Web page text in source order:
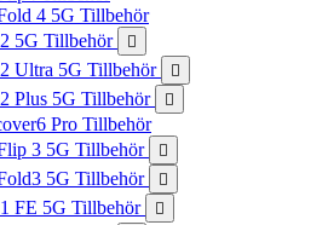
4 5G Tillbehör
5G Tillbehör

Ultra 5G Tillbehör 
Plus 5G Tillbehör 
Pro Tillbehör
3 5G Tillbehör

5G Tillbehör 
FE 5G Tillbehör 